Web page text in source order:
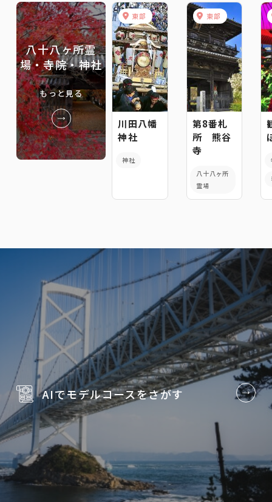
八十八ヶ所霊
場・寺院・神社
もっと見る
東部
川田八幡
神社
神社
東部
第8番札
所 熊谷
寺
八十八ヶ所
霊場
AIでモデルコースをさがす